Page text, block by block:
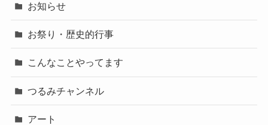
お知らせ
お祭り・歴史的行事
こんなことやってます
つるみチャンネル
アート